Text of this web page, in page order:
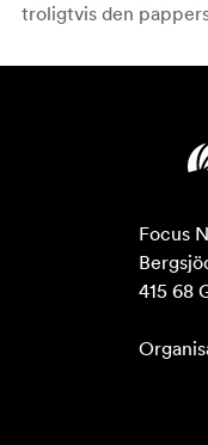
troligtvis den
Focus
415 68